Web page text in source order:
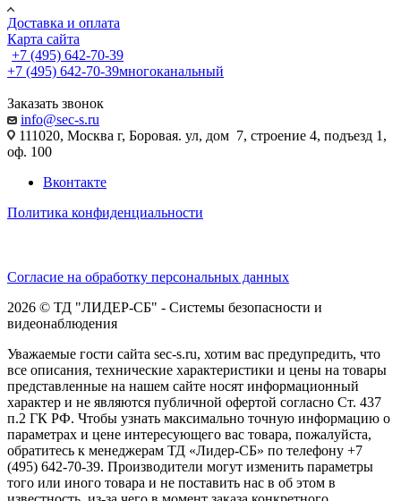
Доставка и оплата
Карта сайта
+7 (495) 642-70-39
+7 (495) 642-70-39многоканальный
Заказать звонок
info@sec-s.ru
111020, Москва г, Боровая. ул, дом 7, строение 4, подъезд 1,
оф. 100
Вконтакте
Политика конфиденциальности
Согласие на обработку персональных данных
2026 © ТД "ЛИДЕР-СБ" - Системы безопасности и
видеонаблюдения
Уважаемые гости сайта sec-s.ru, хотим вас предупредить, что
все описания, технические характеристики и цены на товары
представленные на нашем сайте носят информационный
характер и не являются публичной офертой согласно Ст. 437
п.2 ГК РФ. Чтобы узнать максимально точную информацию о
параметрах и цене интересующего вас товара, пожалуйста,
обратитесь к менеджерам ТД «Лидер-СБ» по телефону +7
(495) 642-70-39. Производители могут изменить параметры
того или иного товара и не поставить нас в об этом в